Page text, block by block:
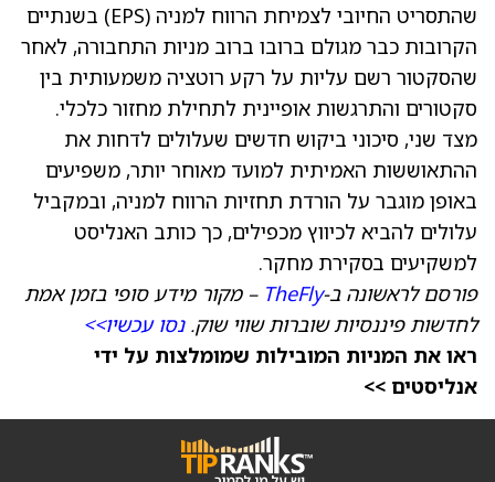
שהתסריט החיובי לצמיחת הרווח למניה (EPS) בשנתיים
הקרובות כבר מגולם ברובו ברוב מניות התחבורה, לאחר
שהסקטור רשם עליות על רקע רוטציה משמעותית בין
סקטורים והתרגשות אופיינית לתחילת מחזור כלכלי.
מצד שני, סיכוני ביקוש חדשים שעלולים לדחות את
ההתאוששות האמיתית למועד מאוחר יותר, משפיעים
באופן מוגבר על הורדת תחזיות הרווח למניה, ובמקביל
עלולים להביא לכיווץ מכפילים, כך כותב האנליסט
למשקיעים בסקירת מחקר.
פורסם לראשונה ב-TheFly – מקור מידע סופי בזמן אמת
לחדשות פיננסיות שוברות שווי שוק.נסו עכשיו>>
ראו את המניות המובילות שמומלצות על ידי
אנליסטים >>